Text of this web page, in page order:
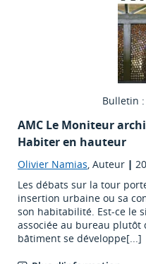
Bulletin
AMC Le Moniteur
Habiter en hauteur
Olivier Namias, Auteur |
Les débats sur la tour
insertion urbaine ou sa
son habitabilité. Est-ce le
associée au bureau plutôt
bâtiment se développe[...]